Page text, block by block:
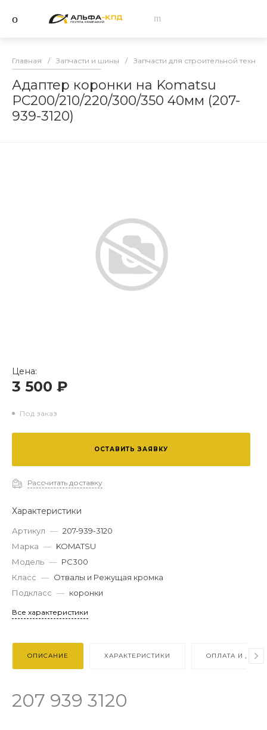
Главная / Запчасти и шины / Запчасти для строительной
Адаптер коронки на Komatsu
PC200/210/220/300/350 40мм (207-
939-3120)
Адаптер коронки на Komatsu PC200/210/220/300/350
Цена:
3 500 ₽
Под заказ
ОСТАВИТЬ ЗАЯВКУ
Рассчитать доставку
Характеристики
Артикул — 207-939-3120
Марка — KOMATSU
Модель — PC300
Класс — Отвалы и Режущая кромка
Подкласс — коронки
Все характеристики
ОПИСАНИЕ ХАРАКТЕРИСТИКИ ОПЛАТА И
207 939 3120